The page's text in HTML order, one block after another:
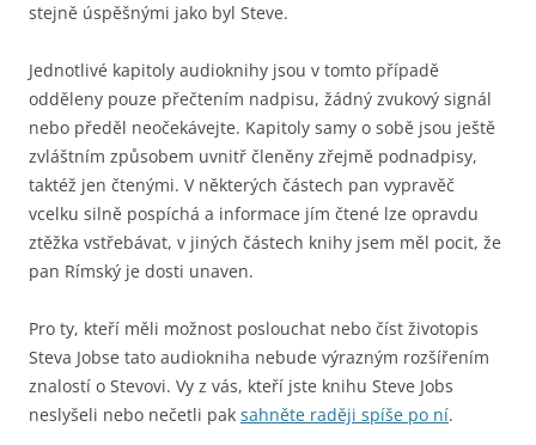
stejně úspěšnými jako byl Steve.
Jednotlivé kapitoly audioknihy jsou v tomto případě
odděleny pouze přečtením nadpisu, žádný zvukový signál
nebo předěl neočekávejte. Kapitoly samy o sobě jsou ještě
zvláštním způsobem uvnitř členěny zřejmě podnadpisy,
taktéž jen čtenými. V některých částech pan vypravěč
vcelku silně pospíchá a informace jím čtené lze opravdu
ztěžka vstřebávat, v jiných částech knihy jsem měl pocit, že
pan Rímský je dosti unaven.
Pro ty, kteří měli možnost poslouchat nebo číst životopis
Steva Jobse tato audiokniha nebude výrazným rozšířením
znalostí o Stevovi. Vy z vás, kteří jste knihu Steve Jobs
neslyšeli nebo nečetli pak sahněte raději spíše po ní.